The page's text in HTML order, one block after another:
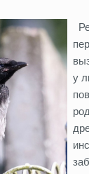
у